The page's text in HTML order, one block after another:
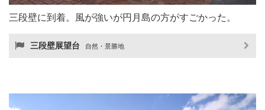
三段壁に到着。風が強いが円月島の方がすごかった。
三段壁展望台 自然・景勝地